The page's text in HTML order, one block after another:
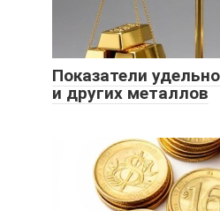
Показатели
и других металлов